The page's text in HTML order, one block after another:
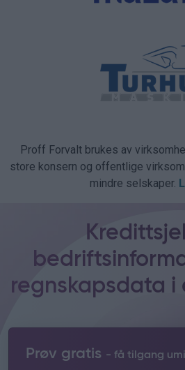
Proff Forvalt brukes av
store konsern og offentlige
mindre selskaper.
regnskapsdata i
Prøv gratis - få tilgang